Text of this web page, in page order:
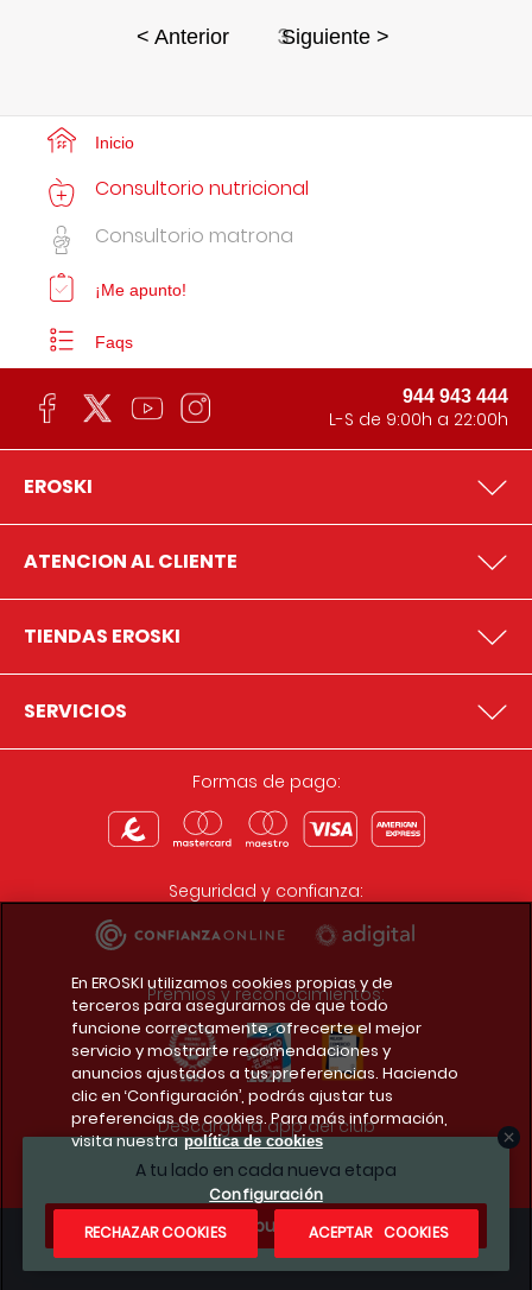
< Anterior 3Siguiente >
A tu lado en cada nueva etapa
¿Te apuntas?
Inicio
Consultorio nutricional
Consultorio matrona
¡Me apunto!
Faqs
944 943 444
L-S de 9:00h a 22:00h
EROSKI
ATENCION AL CLIENTE
TIENDAS EROSKI
SERVICIOS
Formas de pago:
Seguridad y confianza:
Premios y reconocimientos:
Descarga la app del club
Condiciones legales
En EROSKI utilizamos cookies propias y de
terceros para asegurarnos de que todo
funcione correctamente, ofrecerte el mejor
servicio y mostrarte recomendaciones y
anuncios ajustados a tus preferencias. Haciendo
clic en ‘Configuración’, podrás ajustar tus
preferencias de cookies. Para más información,
visita nuestra política de cookies
Configuración
RECHAZAR COOKIES
ACEPTAR COOKIES